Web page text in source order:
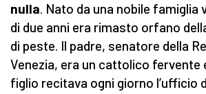
nulla. Nato da una nobile famiglia
di due anni era rimasto orfano
di peste. Il padre, senatore della
Venezia, era un cattolico fervente
figlio recitava ogni giorno l’ufficio